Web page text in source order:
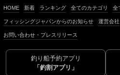
HOME 新着 ランキング 全てのカテゴリ 全
フィッシングジャパンからのお知らせ 運営会社
お問い合わせ・プレスリリース
釣り船予約アプリ
「釣割アプリ」